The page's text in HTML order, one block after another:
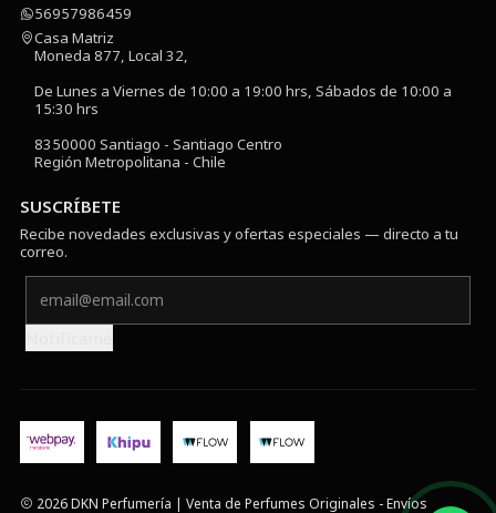
56957986459
Casa Matriz
Moneda 877, Local 32,
De Lunes a Viernes de 10:00 a 19:00 hrs, Sábados de 10:00 a
15:30 hrs
8350000 Santiago - Santiago Centro
Región Metropolitana - Chile
SUSCRÍBETE
Recibe novedades exclusivas y ofertas especiales — directo a tu
correo.
2026 DKN Perfumería | Venta de Perfumes Originales - Envíos